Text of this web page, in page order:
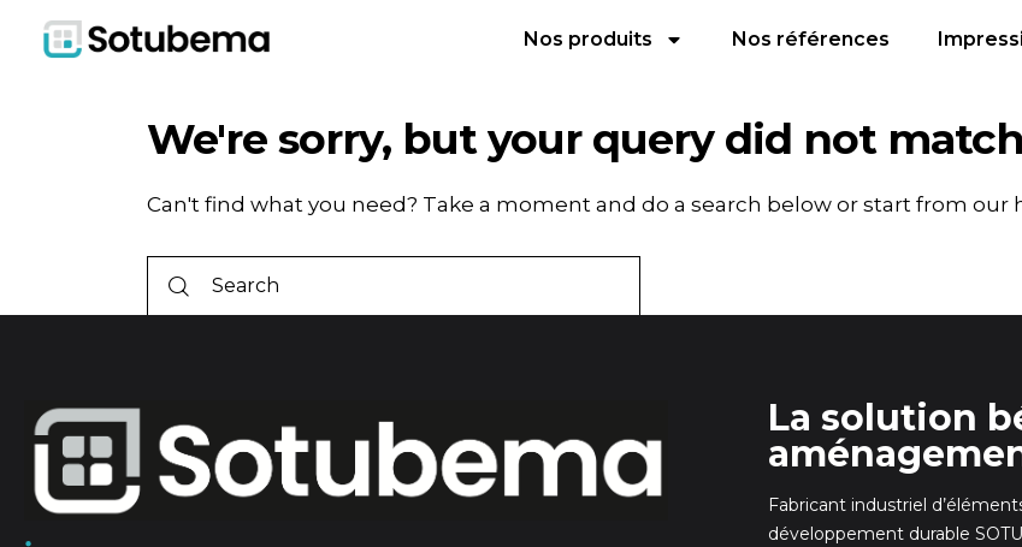
Nos produits Nos références
No results
We're sorry, but your query did not match
Can't find what you need? Take a moment and do a search below or start from our
La solution
Fabricant industriel
développement durable